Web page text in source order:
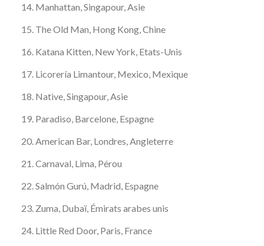
Manhattan, Singapour, Asie
The Old Man, Hong Kong, Chine
Katana Kitten, New York, Etats-Unis
Licorería Limantour, Mexico, Mexique
Native, Singapour, Asie
Paradiso, Barcelone, Espagne
American Bar, Londres, Angleterre
Carnaval, Lima, Pérou
Salmón Gurú, Madrid, Espagne
Zuma, Dubaï, Émirats arabes unis
Little Red Door, Paris, France